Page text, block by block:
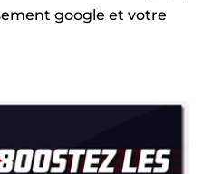
google et votre